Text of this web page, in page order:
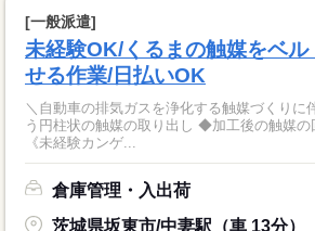
[一般派遣]
未経験OK/くるまの触媒をベ
せる作業/日払いOK
＼自動車の排気ガスを浄化する触媒づくり
う円柱状の触媒の取り出し ◆加工後の触媒
《未経験カンゲ...
倉庫管理・入出荷
茨城県坂東市/中妻駅（車 13分）